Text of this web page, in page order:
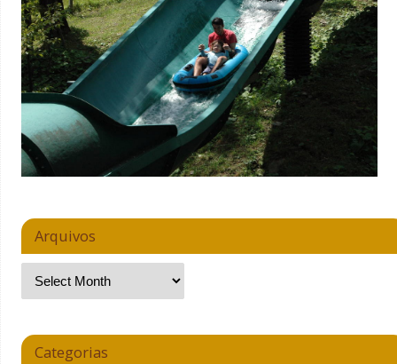
Arquivos
Categorias